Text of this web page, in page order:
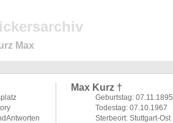
Max
Max Kurz †
Geburtstag: 07.11.1895
Todestag: 07.10.1967
Sterbeort: Stuttgart-Ost